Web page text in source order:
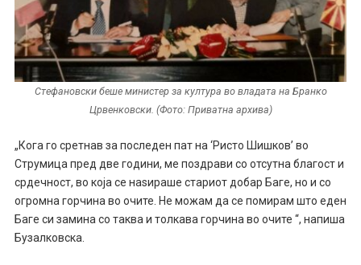
Стефановски беше министер за култура во владата на Бранко
Црвенковски. (Фото: Приватна архива)
„Кога го сретнав за последен пат на ‘Ристо Шишков’ во
Струмица пред две години, ме поздрави со отсутна благост и
срдечност, во која се наѕираше стариот добар Баге, но и со
огромна горчина во очите. Не можам да се помирам што еден
Баге си замина со таква и толкава горчина во очите “, напиша
Бузалковска.